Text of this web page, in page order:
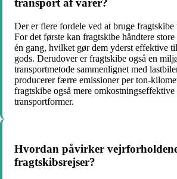
transport af varer?
Der er flere fordele ved at bruge fragtskibe
For det første kan fragtskibe håndtere
én gang, hvilket gør dem yderst effektive
gods. Derudover er fragtskibe også en
transportmetode sammenlignet med
producerer færre emissioner per ton-
fragtskibe også mere
transportformer.
Hvordan påvirker
fragtskibsrejser?